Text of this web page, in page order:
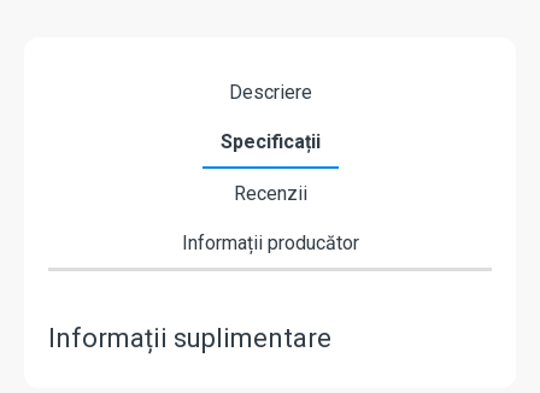
Descriere
Specificații
Recenzii
Informații producător
Informații suplimentare